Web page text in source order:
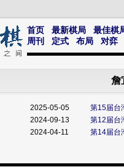
首页 最新棋局
最佳棋
周刊
定式 布局 对弈
詹
2025-05-05
第15届台
2024-09-13
第12届台
2024-04-11 第14届台